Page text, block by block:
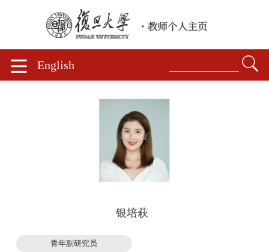
English
银培萩
青年副研究员